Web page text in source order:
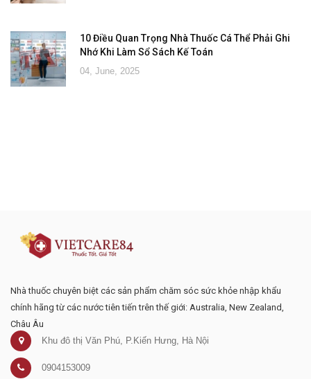
10 Điều Quan Trọng Nhà Thuốc Cá Thể Phải Ghi
Nhớ Khi Làm Sổ Sách Kế Toán
04, June, 2025
Nhà thuốc chuyên biệt các sản phẩm chăm sóc sức khỏe nhập khẩu
chính hãng từ các nước tiên tiến trên thế giới: Australia, New Zealand,
Châu Âu
Khu đô thị Văn Phú, P.Kiến Hưng, Hà Nội
0904153009